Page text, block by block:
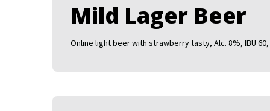
Mild Lager Beer
Online light beer with strawberry tasty, Alc. 8%, IBU 60,